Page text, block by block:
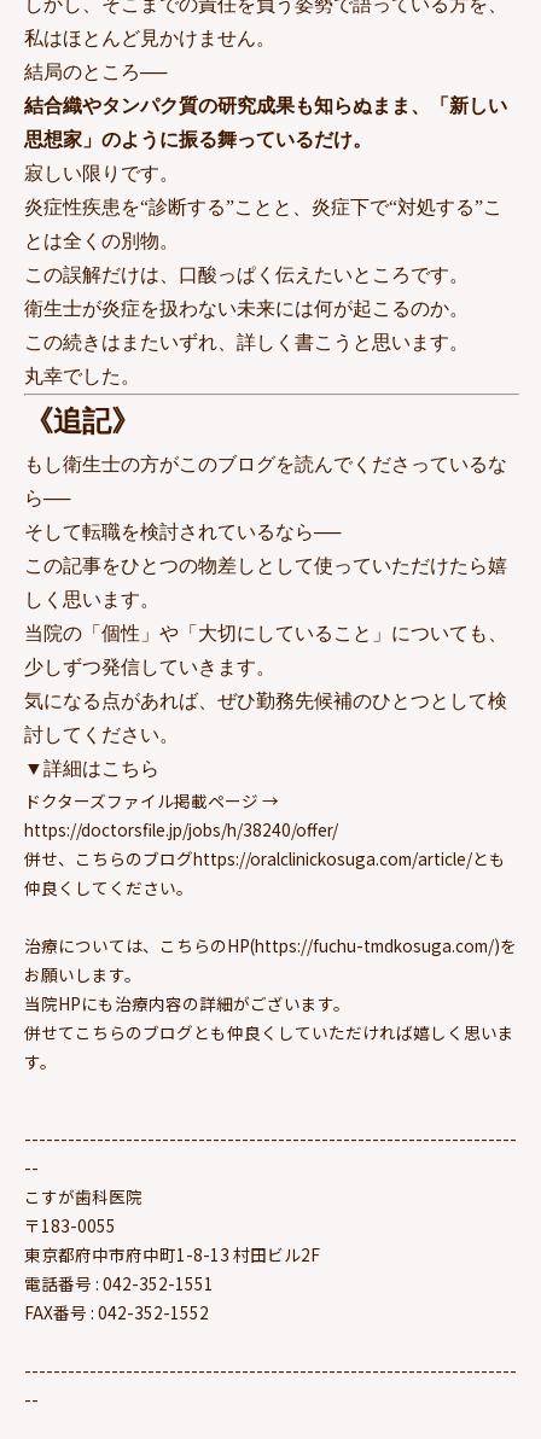
しかし、そこまでの責任を負う姿勢で語っている方を、
私はほとんど見かけません。
結局のところ──
結合織やタンパク質の研究成果も知らぬまま、「新しい
思想家」のように振る舞っているだけ。
寂しい限りです。
炎症性疾患を“診断する”ことと、炎症下で“対処する”こ
とは全くの別物。
この誤解だけは、口酸っぱく伝えたいところです。
衛生士が炎症を扱わない未来には何が起こるのか。
この続きはまたいずれ、詳しく書こうと思います。
丸幸でした。
《追記》
もし衛生士の方がこのブログを読んでくださっているな
ら──
そして転職を検討されているなら──
この記事をひとつの物差しとして使っていただけたら嬉
しく思います。
当院の「個性」や「大切にしていること」についても、
少しずつ発信していきます。
気になる点があれば、ぜひ勤務先候補のひとつとして検
討してください。
▼詳細はこちら
ドクターズファイル掲載ページ →
https://doctorsfile.jp/jobs/h/38240/offer/
併せ、こちらのブログhttps://oralclinickosuga.com/article/とも
仲良くしてください。
治療については、こちらのHP(https://fuchu-tmdkosuga.com/)を
お願いします。
当院HPにも治療内容の詳細がございます。
併せてこちらのブログとも仲良くしていただければ嬉しく思いま
す。
--------------------------------------------------------------------
--
こすが歯科医院
〒183-0055
東京都府中市府中町1-8-13 村田ビル2F
電話番号 : 042-352-1551
FAX番号 : 042-352-1552
--------------------------------------------------------------------
--